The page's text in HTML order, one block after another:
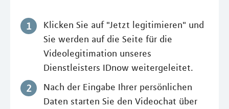
Klicken Sie auf "Jetzt legitimieren" und
Sie werden auf die Seite für die
Videolegitimation unseres
Dienstleisters IDnow weitergeleitet.
Nach der Eingabe Ihrer persönlichen
Daten starten Sie den Videochat über